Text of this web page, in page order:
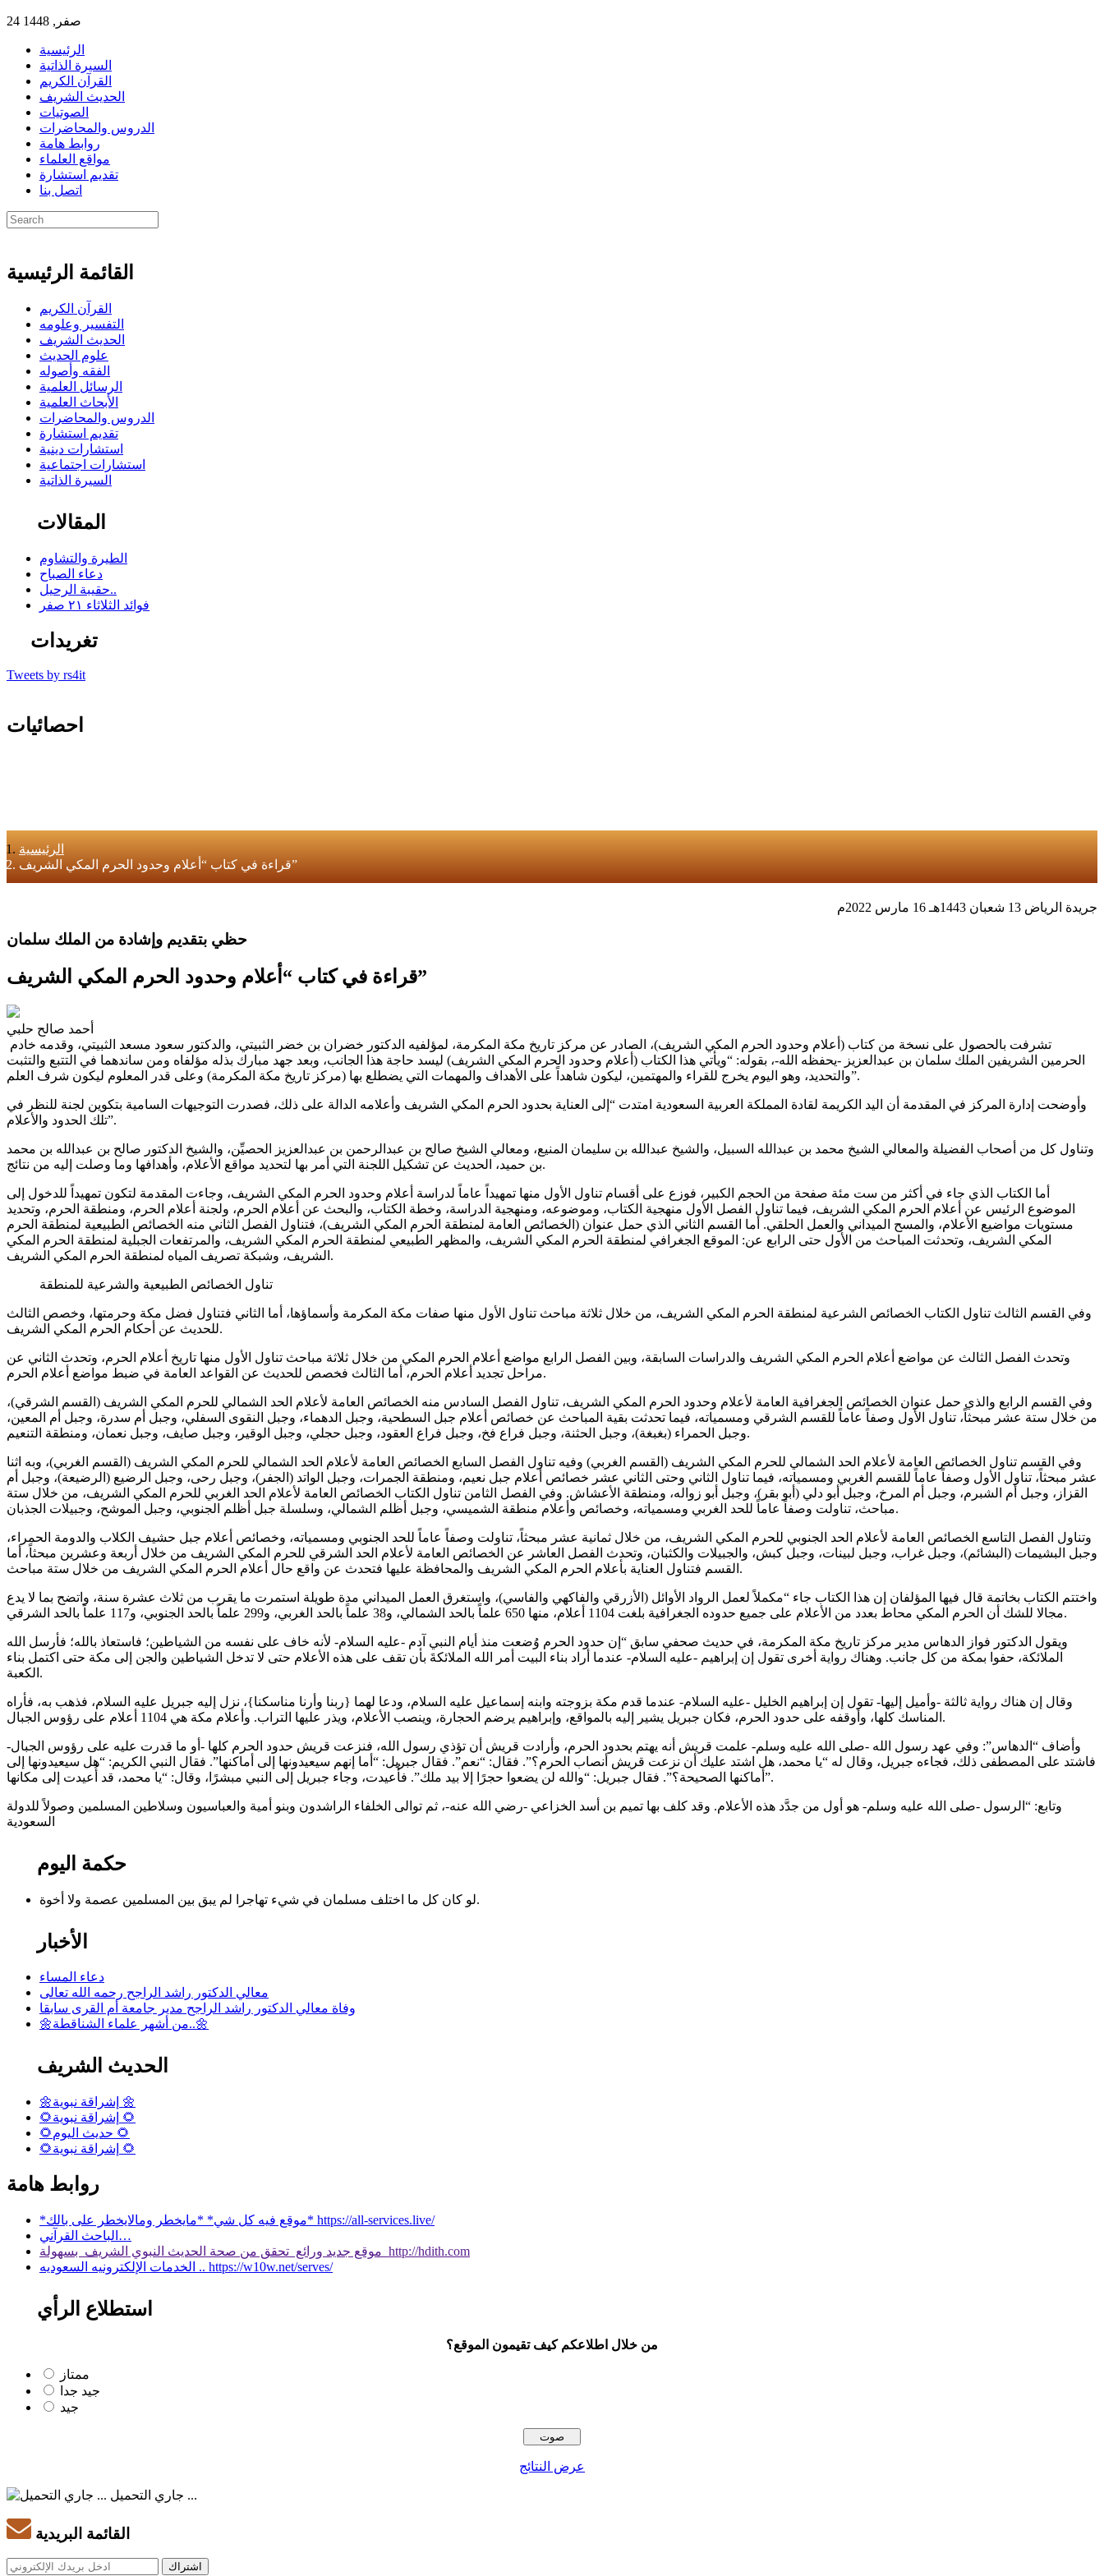
24 صفر, 1448
الرئيسية
السيرة الذاتية
القرآن الكريم
الحديث الشريف
الصوتيات
الدروس والمحاضرات
روابط هامة
مواقع العلماء
تقديم استشارة
اتصل بنا
القائمة الرئيسية
القرآن الكريم
التفسير وعلومه
الحديث الشريف
علوم الحديث
الفقه وأصوله
الرسائل العلمية
الأبحاث العلمية
الدروس والمحاضرات
تقديم استشارة
استشارات دينية
استشارات اجتماعية
السيرة الذاتية
المقالات
الطيرة والتشاوم
دعاء الصباح
حقيبة الرحيل..
فوائد الثلاثاء ٢١ صفر
تغريدات
Tweets by rs4it
احصائيات
الرئيسية
قراءة في كتاب “أعلام وحدود الحرم المكي الشريف”
جريدة الرياض 13 شعبان 1443هـ 16 مارس 2022م
حظي بتقديم وإشادة من الملك سلمان
قراءة في كتاب “أعلام وحدود الحرم المكي الشريف”
أحمد صالح حلبي
تشرفت بالحصول على نسخة من كتاب (أعلام وحدود الحرم المكي الشريف)، الصادر عن مركز تاريخ مكة المكرمة، لمؤلفيه الدكتور خضران بن خضر الثبيتي، والدكتور سعود مسعد الثبيتي، وقدمه خادم
الحرمين الشريفين الملك سلمان بن عبدالعزيز -يحفظه الله-، بقوله: “ويأتي هذا الكتاب (أعلام وحدود الحرم المكي الشريف) ليسد حاجة هذا الجانب، وبعد جهد مبارك بذله مؤلفاه ومن ساندهما في التتبع والتثبت
والتحديد، وهو اليوم يخرج للقراء والمهتمين، ليكون شاهداً على الأهداف والمهمات التي يضطلع بها (مركز تاريخ مكة المكرمة) وعلى قدر المعلوم ليكون شرف العلم”.
وأوضحت إدارة المركز في المقدمة أن اليد الكريمة لقادة المملكة العربية السعودية امتدت “إلى العناية بحدود الحرم المكي الشريف وأعلامه الدالة على ذلك، فصدرت التوجيهات السامية بتكوين لجنة للنظر في
تلك الحدود والأعلام”.
وتناول كل من أصحاب الفضيلة والمعالي الشيخ محمد بن عبدالله السبيل، والشيخ عبدالله بن سليمان المنيع، ومعالي الشيخ صالح بن عبدالرحمن بن عبدالعزيز الحصيِّن، والشيخ الدكتور صالح بن عبدالله بن محمد
بن حميد، الحديث عن تشكيل اللجنة التي أمر بها لتحديد مواقع الأعلام، وأهدافها وما وصلت إليه من نتائج.
أما الكتاب الذي جاء في أكثر من ست مئة صفحة من الحجم الكبير، فوزع على أقسام تناول الأول منها تمهيداً عاماً لدراسة أعلام وحدود الحرم المكي الشريف، وجاءت المقدمة لتكون تمهيداً للدخول إلى
الموضوع الرئيس عن أعلام الحرم المكي الشريف، فيما تناول الفصل الأول منهجية الكتاب، وموضوعه، ومنهجية الدراسة، وخطة الكتاب، والبحث عن أعلام الحرم، ولجنة أعلام الحرم، ومنطقة الحرم، وتحديد
مستويات مواضيع الأعلام، والمسح الميداني والعمل الحلقي. أما القسم الثاني الذي حمل عنوان (الخصائص العامة لمنطقة الحرم المكي الشريف)، فتناول الفصل الثاني منه الخصائص الطبيعية لمنطقة الحرم
المكي الشريف، وتحدثت المباحث من الأول حتى الرابع عن: الموقع الجغرافي لمنطقة الحرم المكي الشريف، والمظهر الطبيعي لمنطقة الحرم المكي الشريف، والمرتفعات الجبلية لمنطقة الحرم المكي
الشريف، وشبكة تصريف المياه لمنطقة الحرم المكي الشريف.
تناول الخصائص الطبيعية والشرعية للمنطقة
وفي القسم الثالث تناول الكتاب الخصائص الشرعية لمنطقة الحرم المكي الشريف، من خلال ثلاثة مباحث تناول الأول منها صفات مكة المكرمة وأسماؤها، أما الثاني فتناول فضل مكة وحرمتها، وخصص الثالث
للحديث عن أحكام الحرم المكي الشريف.
وتحدث الفصل الثالث عن مواضع أعلام الحرم المكي الشريف والدراسات السابقة، وبين الفصل الرابع مواضع أعلام الحرم المكي من خلال ثلاثة مباحث تناول الأول منها تاريخ أعلام الحرم، وتحدث الثاني عن
مراحل تجديد أعلام الحرم، أما الثالث فخصص للحديث عن القواعد العامة في ضبط مواضع أعلام الحرم.
وفي القسم الرابع والذي حمل عنوان الخصائص الجغرافية العامة لأعلام وحدود الحرم المكي الشريف، تناول الفصل السادس منه الخصائص العامة لأعلام الحد الشمالي للحرم المكي الشريف (القسم الشرقي)،
من خلال ستة عشر مبحثاً، تناول الأول وصفاً عاماً للقسم الشرقي ومسمياته، فيما تحدثت بقية المباحث عن خصائص أعلام جبل السطحية، وجبل الدهماء، وجبل النقوى السفلي، وجبل أم سدرة، وجبل أم المعين،
وجبل الحمراء (بغبغة)، وجبل الحثنة، وجبل فراع فخ، وجبل فراع العقود، وجبل حجلي، وجبل الوقير، وجبل صايف، وجبل نعمان، ومنطقة التنعيم.
وفي القسم تناول الخصائص العامة لأعلام الحد الشمالي للحرم المكي الشريف (القسم الغربي) وفيه تناول الفصل السابع الخصائص العامة لأعلام الحد الشمالي للحرم المكي الشريف (القسم الغربي)، وبه اثنا
عشر مبحثاً، تناول الأول وصفاً عاماً للقسم الغربي ومسمياته، فيما تناول الثاني وحتى الثاني عشر خصائص أعلام جبل نعيم، ومنطقة الجمرات، وجبل الواتد (الجفر)، وجبل رحى، وجبل الرضيع (الرضيعة)، وجبل أم
القزاز، وجبل أم الشبرم، وجبل أم المرخ، وجبل أبو دلي (أبو بقر)، وجبل أبو زواله، ومنطقة الأعشاش. وفي الفصل الثامن تناول الكتاب الخصائص العامة لأعلام الحد الغربي للحرم المكي الشريف، من خلال ستة
مباحث، تناولت وصفاً عاماً للحد الغربي ومسمياته، وخصائص وأعلام منطقة الشميسي، وجبل أظلم الشمالي، وسلسلة جبل أظلم الجنوبي، وجبل الموشح، وجبيلات الجذبان.
وتناول الفصل التاسع الخصائص العامة لأعلام الحد الجنوبي للحرم المكي الشريف، من خلال ثمانية عشر مبحثاً، تناولت وصفاً عاماً للحد الجنوبي ومسمياته، وخصائص أعلام جبل حشيف الكلاب والدومة الحمراء،
وجبل البشيمات (البشائم)، وجبل غراب، وجبل لبينات، وجبل كبش، والجبيلات والكثبان، وتحدث الفصل العاشر عن الخصائص العامة لأعلام الحد الشرقي للحرم المكي الشريف من خلال أربعة وعشرين مبحثاً، أما
القسم فتناول العناية بأعلام الحرم المكي الشريف والمحافظة عليها فتحدث عن واقع حال أعلام الحرم المكي الشريف من خلال ستة مباحث.
واختتم الكتاب بخاتمة قال فيها المؤلفان إن هذا الكتاب جاء “مكملاً لعمل الرواد الأوائل (الأزرقي والفاكهي والفاسي)، واستغرق العمل الميداني مدة طويلة استمرت ما يقرب من ثلاث عشرة سنة، واتضح بما لا يدع
مجالا للشك أن الحرم المكي محاط بعدد من الأعلام على جميع حدوده الجغرافية بلغت 1104 أعلام، منها 650 علماً بالحد الشمالي، و38 علماً بالحد الغربي، و299 علماً بالحد الجنوبي، و117 علماً بالحد الشرقي.
ويقول الدكتور فواز الدهاس مدير مركز تاريخ مكة المكرمة، في حديث صحفي سابق “إن حدود الحرم وُضعت منذ أيام النبي آدم -عليه السلام- لأنه خاف على نفسه من الشياطين؛ فاستعاذ بالله؛ فأرسل الله
الملائكة، حفوا بمكة من كل جانب. وهناك رواية أخرى تقول إن إبراهيم -عليه السلام- عندما أراد بناء البيت أمر الله الملائكةَ بأن تقف على هذه الأعلام حتى لا تدخل الشياطين والجن إلى مكة حتى اكتمل بناء
الكعبة.
وقال إن هناك رواية ثالثة -وأميل إليها- تقول إن إبراهيم الخليل -عليه السلام- عندما قدم مكة بزوجته وابنه إسماعيل عليه السلام، ودعا لهما {ربنا وأرنا مناسكنا}، نزل إليه جبريل عليه السلام، فذهب به، فأراه
المناسك كلها، وأوقفه على حدود الحرم، فكان جبريل يشير إليه بالمواقع، وإبراهيم يرضم الحجارة، وينصب الأعلام، ويذر عليها التراب. وأعلام مكة هي 1104 أعلام على رؤوس الجبال.
وأضاف “الدهاس”: وفي عهد رسول الله -صلى الله عليه وسلم- علمت قريش أنه يهتم بحدود الحرم، وأرادت قريش أن تؤذي رسول الله، فنزعت قريش حدود الحرم كلها -أو ما قدرت عليه على رؤوس الجبال-
فاشتد على المصطفى ذلك، فجاءه جبريل، وقال له “يا محمد، هل اشتد عليك أن نزعت قريش أنصاب الحرم؟”. فقال: “نعم”. فقال جبريل: “أما إنهم سيعيدونها إلى أماكنها”. فقال النبي الكريم: “هل سيعيدونها إلى
أماكنها الصحيحة؟”. فقال جبريل: “والله لن يضعوا حجرًا إلا بيد ملك”. فأُعيدت، وجاء جبريل إلى النبي مبشرًا، وقال: “يا محمد، قد أُعيدت إلى مكانها”.
وتابع: “الرسول -صلى الله عليه وسلم- هو أول من جدَّد هذه الأعلام. وقد كلف بها تميم بن أسد الخزاعي -رضي الله عنه-، ثم توالى الخلفاء الراشدون وبنو أمية والعباسيون وسلاطين المسلمين وصولاً للدولة
السعودية
حكمة اليوم
لو كان كل ما اختلف مسلمان في شيء تهاجرا لم يبق بين المسلمين عصمة ولا أخوة.
الأخبار
دعاء المساء
معالي الدكتور راشد الراجح رحمه الله تعالى
وفاة معالي الدكتور راشد الراجح مدير جامعة أم القرى سابقا
🌼من أشهر علماء الشناقطة..🌼
الحديث الشريف
🌼إشراقة نبوية 🌼
🌻إشراقة نبوية 🌻
🌻حديث اليوم 🌻
🌻إشراقة نبوية 🌻
روابط هامة
*موقع فيه كل شي* *مايخطر ومالايخطر على بالك* https://all-services.live/
الباحث القرآني…
موقع جديد ورائع تحقق من صحة الحديث النبوي الشريف بسهولة http://hdith.com
الخدمات الإلكترونيه السعوديه .. https://w10w.net/serves/
استطلاع الرأي
من خلال اطلاعكم كيف تقيمون الموقع؟
ممتاز
جيد جدا
جيد
عرض النتائج
جاري التحميل ...
القائمة البريدية